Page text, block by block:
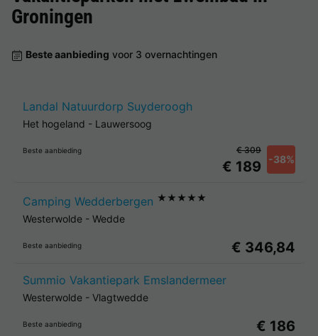
Groningen
Beste aanbieding voor 3 overnachtingen
Landal Natuurdorp Suyderoogh
Het hogeland - Lauwersoog
Beste aanbieding
€ 189 -38%
€ 309
Camping Wedderbergen ★★★★★
Westerwolde - Wedde
Beste aanbieding € 346,84
Summio Vakantiepark Emslandermeer
Westerwolde - Vlagtwedde
Beste aanbieding € 186